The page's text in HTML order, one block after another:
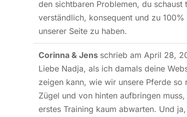
den sichtbaren Problemen, du
verständlich, konsequent und zu
unserer Seite zu haben.
Corinna & Jens schrieb am April 28,
Liebe Nadja, als ich damals deine
zeigen kann, wie wir unsere Pferde
Zügel und von hinten aufbringen
erstes Training kaum abwarten. Und